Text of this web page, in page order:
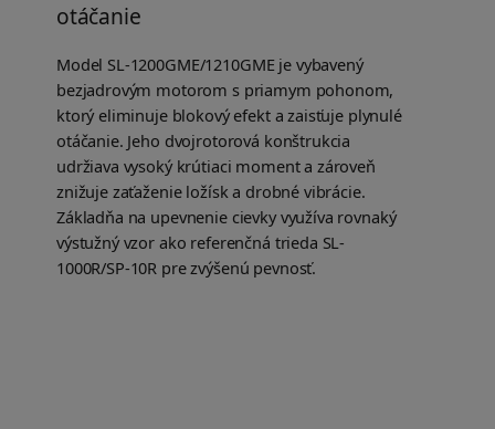
otáčanie
Model SL-1200GME/1210GME je vybavený
bezjadrovým motorom s priamym pohonom,
ktorý eliminuje blokový efekt a zaisťuje plynulé
otáčanie. Jeho dvojrotorová konštrukcia
udržiava vysoký krútiaci moment a zároveň
znižuje zaťaženie ložísk a drobné vibrácie.
Základňa na upevnenie cievky využíva rovnaký
výstužný vzor ako referenčná trieda SL-
1000R/SP-10R pre zvýšenú pevnosť.